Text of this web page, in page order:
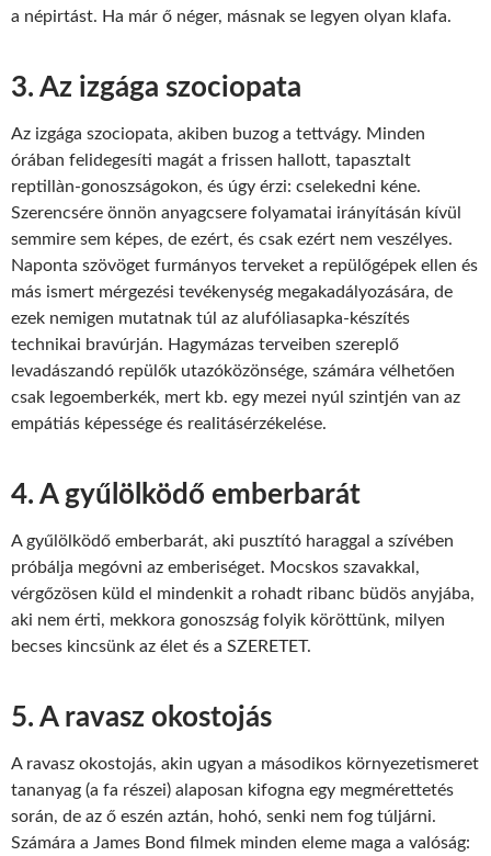
a népirtást. Ha már ő néger, másnak se legyen olyan klafa.
3. Az izgága szociopata
Az izgága szociopata, akiben buzog a tettvágy. Minden
órában felidegesíti magát a frissen hallott, tapasztalt
reptillàn-gonoszságokon, és úgy érzi: cselekedni kéne.
Szerencsére önnön anyagcsere folyamatai irányításán kívül
semmire sem képes, de ezért, és csak ezért nem veszélyes.
Naponta szövöget furmányos terveket a repülőgépek ellen és
más ismert mérgezési tevékenység megakadályozására, de
ezek nemigen mutatnak túl az alufóliasapka-készítés
technikai bravúrján. Hagymázas terveiben szereplő
levadászandó repülők utazóközönsége, számára vélhetően
csak legoemberkék, mert kb. egy mezei nyúl szintjén van az
empátiás képessége és realitásérzékelése.
4. A gyűlölködő emberbarát
A gyűlölködő emberbarát, aki pusztító haraggal a szívében
próbálja megóvni az emberiséget. Mocskos szavakkal,
vérgőzösen küld el mindenkit a rohadt ribanc büdös anyjába,
aki nem érti, mekkora gonoszság folyik köröttünk, milyen
becses kincsünk az élet és a SZERETET.
5. A ravasz okostojás
A ravasz okostojás, akin ugyan a másodikos környezetismeret
tananyag (a fa részei) alaposan kifogna egy megmérettetés
során, de az ő eszén aztán, hohó, senki nem fog túljárni.
Számára a James Bond filmek minden eleme maga a valóság: